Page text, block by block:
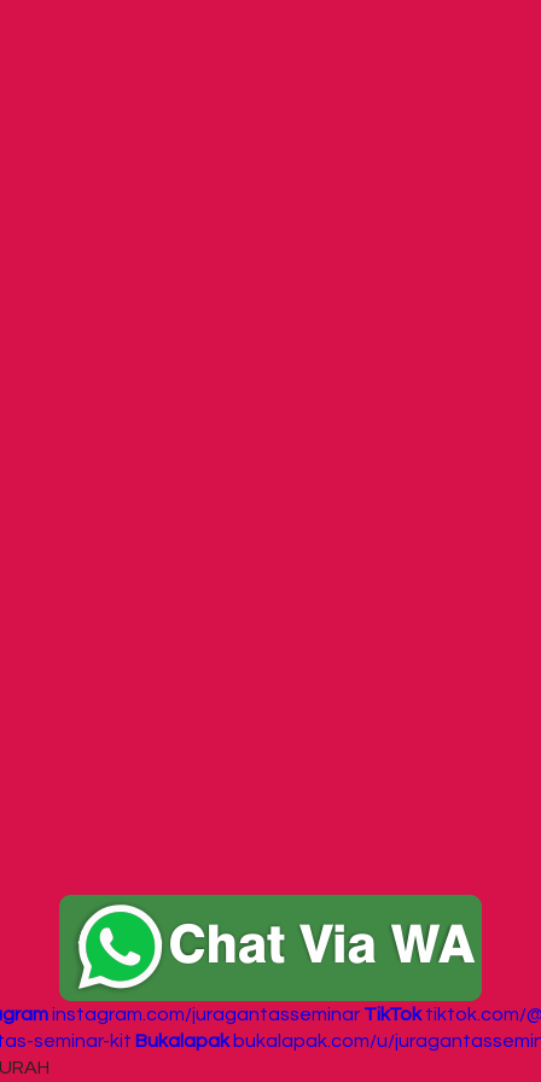
instagram.com/juragantasseminar TikTok tiktok.com/
seminar-kit Bukalapak bukalapak.com/u/